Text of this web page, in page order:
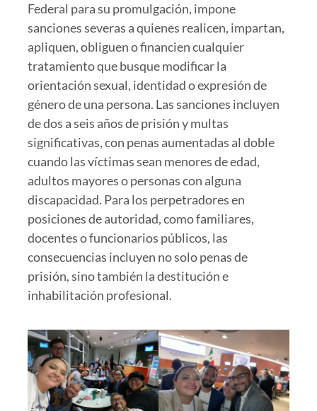
Federal para su promulgación, impone
sanciones severas a quienes realicen, impartan,
apliquen, obliguen o financien cualquier
tratamiento que busque modificar la
orientación sexual, identidad o expresión de
género de una persona. Las sanciones incluyen
de dos a seis años de prisión y multas
significativas, con penas aumentadas al doble
cuando las víctimas sean menores de edad,
adultos mayores o personas con alguna
discapacidad. Para los perpetradores en
posiciones de autoridad, como familiares,
docentes o funcionarios públicos, las
consecuencias incluyen no solo penas de
prisión, sino también la destitución e
inhabilitación profesional.